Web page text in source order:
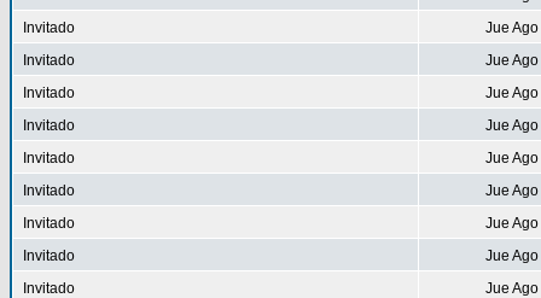
Invitado
Jue
Invitado
Jue
Invitado
Jue
Invitado
Jue
Invitado
Jue
Invitado
Jue
Invitado
Jue
Invitado
Jue
Invitado
Jue